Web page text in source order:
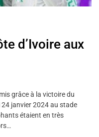
d’Ivoire aux
grâce à la victoire du
janvier 2024 au stade
étaient en très